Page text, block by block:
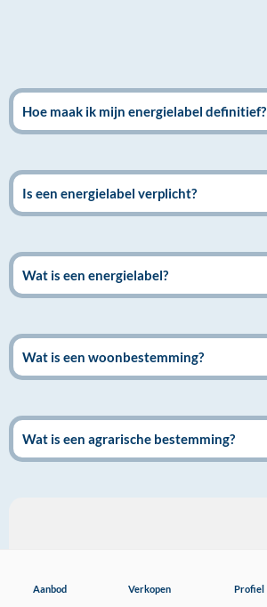
Hoe maak ik mijn energielabel definitief?
Is een energielabel verplicht?
Wat is een energielabel?
Wat is een woonbestemming?
Wat is een agrarische bestemming?
Aanbod
Aanbod Verkopen Profiel